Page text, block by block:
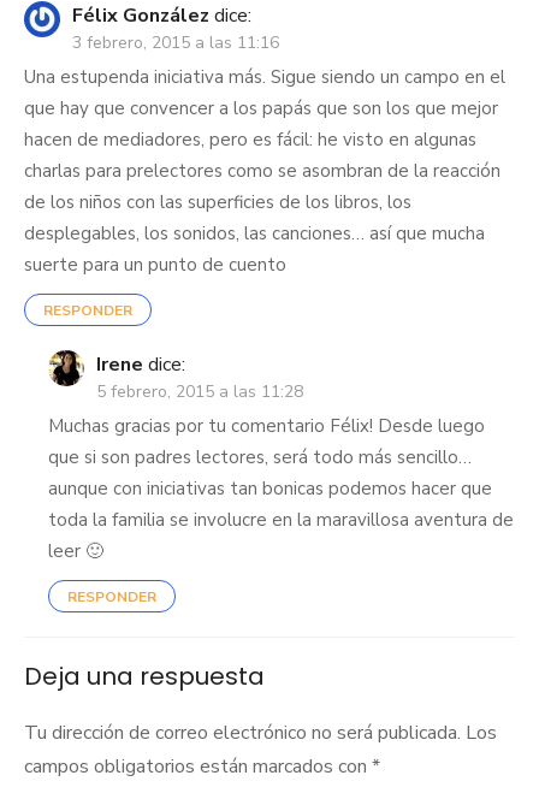
Félix González dice:
3 febrero, 2015 a las 11:16
Una estupenda iniciativa más. Sigue siendo un campo en el
que hay que convencer a los papás que son los que mejor
hacen de mediadores, pero es fácil: he visto en algunas
charlas para prelectores como se asombran de la reacción
de los niños con las superficies de los libros, los
desplegables, los sonidos, las canciones… así que mucha
suerte para un punto de cuento
RESPONDER
Irene dice:
5 febrero, 2015 a las 11:28
Muchas gracias por tu comentario Félix! Desde luego
que si son padres lectores, será todo más sencillo…
aunque con iniciativas tan bonicas podemos hacer que
toda la familia se involucre en la maravillosa aventura de
leer 🙂
RESPONDER
Deja una respuesta
Tu dirección de correo electrónico no será publicada. Los
campos obligatorios están marcados con *